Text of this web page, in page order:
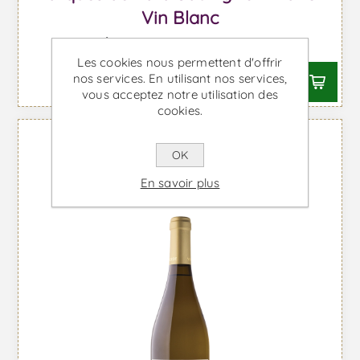
Vin Blanc
À partir de €10,87 TTC
Les cookies nous permettent d'offrir
nos services. En utilisant nos services,
vous acceptez notre utilisation des
cookies.
OK
En savoir plus